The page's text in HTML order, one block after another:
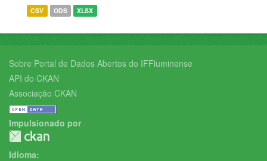
CSV ODS XLSX
Sobre Portal de Dados Abertos do IFFluminense
API do CKAN
Associação CKAN
Impulsionado por
Idioma